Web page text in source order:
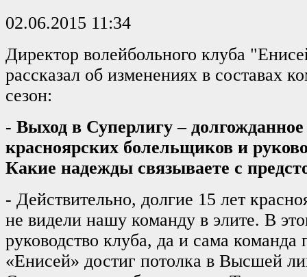
02.06.2015 11:34
Директор волейбольного клуба
рассказал об изменениях в составах
сезон:
- Выход в Суперлигу –
красноярских болельщиков и
Какие надежды связываете с
- Действительно, долгие 15 лет
не видели нашу команду в элите. В
руководство клуба, да и сама команда
«Енисей» достиг потолка в Высшей